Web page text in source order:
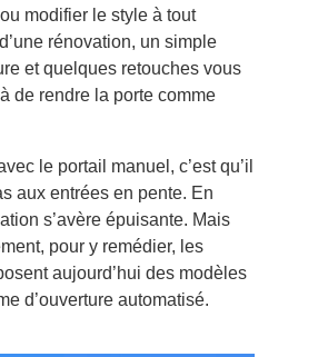
modifier le style à tout
rénovation, un simple
et quelques retouches vous
de rendre la porte comme
le portail manuel, c’est qu’il
aux entrées en pente. En
s’avère épuisante. Mais
pour y remédier, les
aujourd’hui des modèles
d’ouverture automatisé.